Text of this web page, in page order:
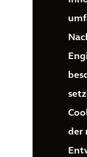
der